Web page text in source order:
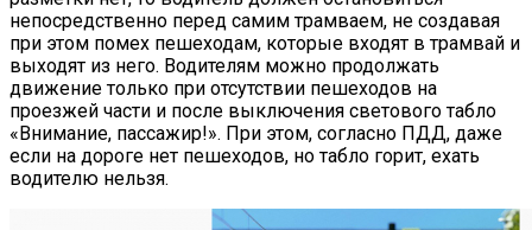
непосредственно перед самим трамваем, не создавая
при этом помех пешеходам, которые входят в трамвай и
выходят из него. Водителям можно продолжать
движение только при отсутствии пешеходов на
проезжей части и после выключения светового табло
«Внимание, пассажир!». При этом, согласно ПДД, даже
если на дороге нет пешеходов, но табло горит, ехать
водителю нельзя.